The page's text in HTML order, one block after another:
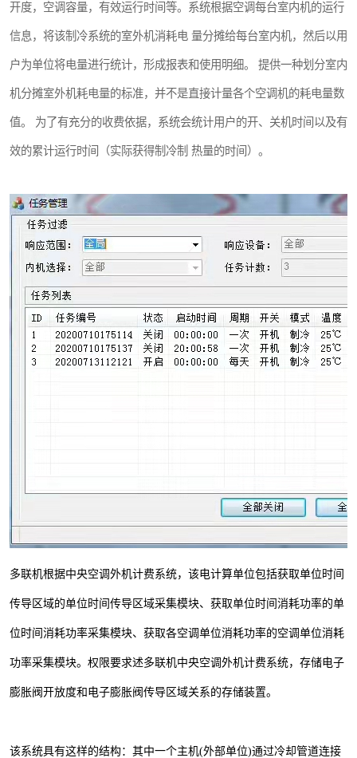
开度，空调容量，有效运行时间等。系统根据空调每台室内机的运行
信息，将该制冷系统的室外机消耗电 量分摊给每台室内机，然后以用
户为单位将电量进行统计，形成报表和使用明细。 提供一种划分室内
机分摊室外机耗电量的标准，并不是直接计量各个空调机的耗电量数
值。 为了有充分的收费依据，系统会统计用户的开、关机时间以及有
效的累计运行时间（实际获得制冷制 热量的时间）。
多联机根据中央空调外机计费系统，该电计算单位包括获取单位时间
传导区域的单位时间传导区域采集模块、获取单位时间消耗功率的单
位时间消耗功率采集模块、获取各空调单位消耗功率的空调单位消耗
功率采集模块。权限要求述多联机中央空调外机计费系统，存储电子
膨胀阀开放度和电子膨胀阀传导区域关系的存储装置。
该系统具有这样的结构：其中一个主机(外部单位)通过冷却管道连接